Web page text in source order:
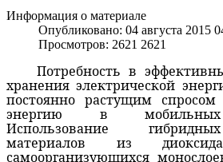
Информация о материале
Опубликовано: 04 августа 2015
Просмотров: 2621 2621
Потребность в
хранения электрической
постоянно растущим спросом
энергию в мобильных
Использование
материалов из
самоорганизующихся